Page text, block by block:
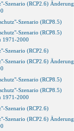
Szenario (RCP2.6) Änderung
Szenario (RCP8.5)
Szenario (RCP8.5)
1971-2000
Szenario (RCP2.6)
Szenario (RCP2.6) Änderung
Szenario (RCP8.5)
Szenario (RCP8.5)
1971-2000
Szenario (RCP2.6)
Szenario (RCP2.6) Änderung